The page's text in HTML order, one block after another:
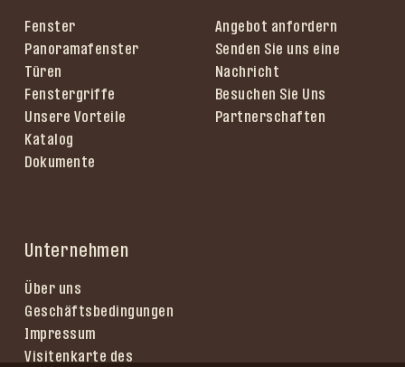
Fenster
Panoramafenster
Türen
Fenstergriffe
Unsere Vorteile
Katalog
Dokumente
Angebot anfordern
Senden Sie uns eine
Nachricht
Besuchen Sie Uns
Partnerschaften
Unternehmen
Über uns
Geschäftsbedingungen
Impressum
Visitenkarte des